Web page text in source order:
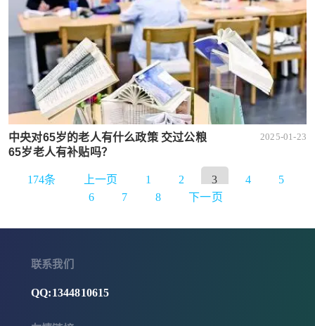
中央对65岁的老人有什么政策 交过公粮
65岁老人有补贴吗？
2025-01-23
174条 上一页 1 2 3 4
5
6
7 8 下一页
联系我们
QQ:1344810615